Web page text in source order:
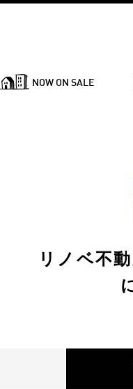
NOW ON SALE
リノベ不